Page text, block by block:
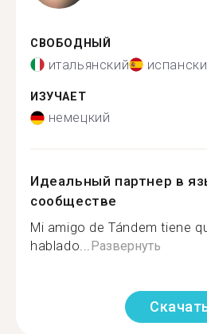
СВОБОДНЫЙ
итальянский
ИЗУЧАЕТ
немецкий
Идеальный партнер в
сообществе
Mi amigo de Tándem tiene
hablado...Развернуть